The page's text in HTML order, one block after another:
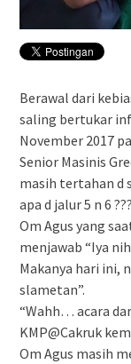
Berawal dari
saling bertukar
November 2017
Senior Masinis
masih tertahan d
apa d jalur 5 n 6
Om Agus yang
menjawab “Iya
Makanya hari ini,
slametan”.
“Wahh… acara
KMP@Cakruk
Om Agus masih